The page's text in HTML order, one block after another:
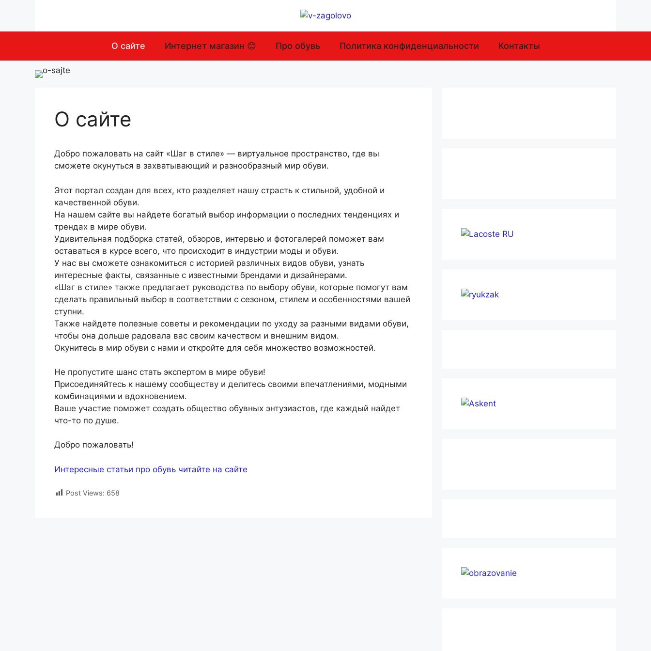
содержимому
О сайте Интернет магазин 😊 Про обувь Политика конфиденциальности Контакты
О сайте
Добро пожаловать на сайт «Шаг в стиле» — виртуальное пространство, где вы
сможете окунуться в захватывающий и разнообразный мир обуви.
Этот портал создан для всех, кто разделяет нашу страсть к стильной, удобной и
качественной обуви.
На нашем сайте вы найдете богатый выбор информации о последних тенденциях и
трендах в мире обуви.
Удивительная подборка статей, обзоров, интервью и фотогалерей поможет вам
оставаться в курсе всего, что происходит в индустрии моды и обуви.
У нас вы сможете ознакомиться с историей различных видов обуви, узнать
интересные факты, связанные с известными брендами и дизайнерами.
«Шаг в стиле» также предлагает руководства по выбору обуви, которые помогут вам
сделать правильный выбор в соответствии с сезоном, стилем и особенностями вашей
ступни.
Также найдете полезные советы и рекомендации по уходу за разными видами обуви,
чтобы она дольше радовала вас своим качеством и внешним видом.
Окунитесь в мир обуви с нами и откройте для себя множество возможностей.
Не пропустите шанс стать экспертом в мире обуви!
Присоединяйтесь к нашему сообществу и делитесь своими впечатлениями, модными
комбинациями и вдохновением.
Ваше участие поможет создать общество обувных энтузиастов, где каждый найдет
что-то по душе.
Добро пожаловать!
Интересные статьи про обувь читайте на сайте
Post Views: 658